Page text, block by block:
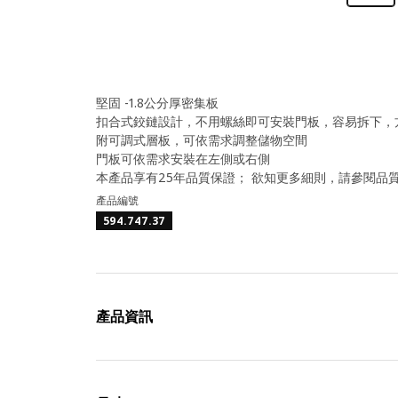
堅固 -1.8公分厚密集板
扣合式鉸鏈設計，不用螺絲即可安裝門板，容易拆下，
附可調式層板，可依需求調整儲物空間
門板可依需求安裝在左側或右側
本產品享有25年品質保證； 欲知更多細則，請參閱品
產品編號
594.747.37
產品資訊